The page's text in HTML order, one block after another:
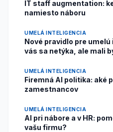
IT staff augmentation:
namiesto náboru
UMELÁ INTELIGENCIA
Nové pravidlo pre
vás sa netýka, ale mali
UMELÁ INTELIGENCIA
Firemná AI politika: aké
zamestnancov
UMELÁ INTELIGENCIA
AI pri nábore a v HR:
vašu firmu?